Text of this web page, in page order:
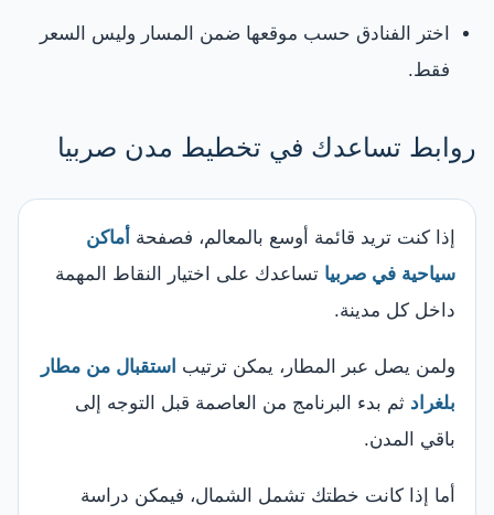
اختر الفنادق حسب موقعها ضمن المسار وليس السعر
فقط.
روابط تساعدك في تخطيط مدن صربيا
إذا كنت تريد قائمة أوسع بالمعالم، فصفحة أماكن
سياحية في صربيا تساعدك على اختيار النقاط المهمة
داخل كل مدينة.
ولمن يصل عبر المطار، يمكن ترتيب استقبال من مطار
بلغراد ثم بدء البرنامج من العاصمة قبل التوجه إلى
باقي المدن.
أما إذا كانت خطتك تشمل الشمال، فيمكن دراسة